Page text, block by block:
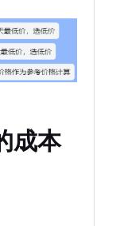
成本